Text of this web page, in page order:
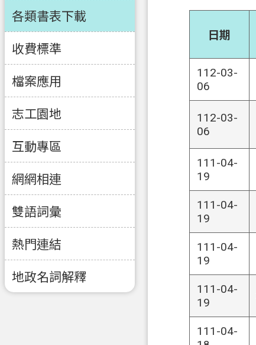
各類書表下載
收費標準
檔案應用
志工園地
互動專區
網網相連
雙語詞彙
熱門連結
地政名詞解釋
日期
112-03-
06
112-03-
06
111-04-
19
111-04-
19
111-04-
19
111-04-
19
111-04-